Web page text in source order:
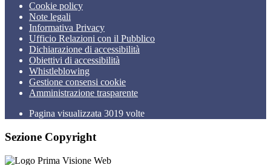
Cookie policy
Note legali
Informativa Privacy
Ufficio Relazioni con il Pubblico
Dichiarazione di accessibilità
Obiettivi di accessibilità
Whistleblowing
Gestione consensi cookie
Amministrazione trasparente
Pagina visualizzata 3019 volte
Sezione Copyright